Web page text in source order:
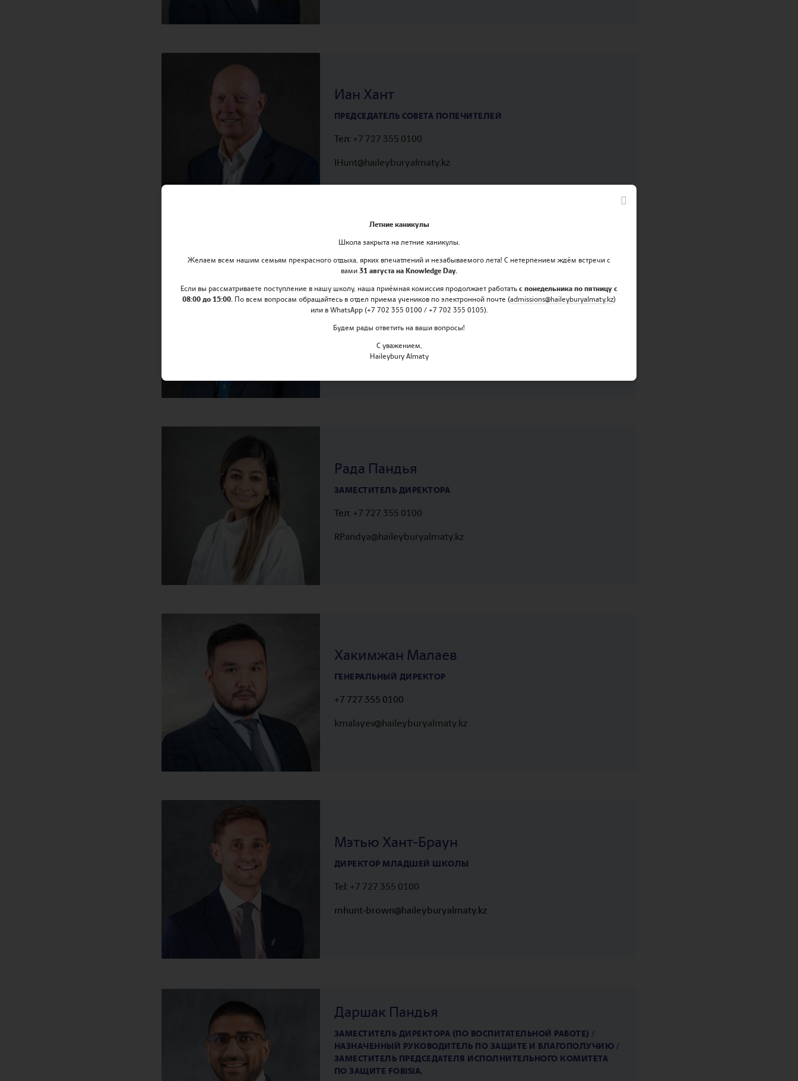
Иан Хант
ПРЕДСЕДАТЕЛЬ СОВЕТА ПОПЕЧИТЕЛЕЙ
Тел: +7 727 355 0100
IHunt@haileyburyalmaty.kz
Саймон Миллз
ДИРЕКТОР ШКОЛЫ
Tel:
SMills@haileyburyalmaty.kz
Рада Пандья
ЗАМЕСТИТЕЛЬ ДИРЕКТОРА
Тел: +7 727 355 0100
RPandya@haileyburyalmaty.kz
Хакимжан Малаев
ГЕНЕРАЛЬНЫЙ ДИРЕКТОР
+7 727 355 0100
kmalayev@haileyburyalmaty.kz
Мэтью Хант-Браун
ДИРЕКТОР МЛАДШЕЙ ШКОЛЫ
Tel: +7 727 355 0100
mhunt-brown@haileyburyalmaty.kz
Даршак Пандья
ЗАМЕСТИТЕЛЬ ДИРЕКТОРА (ПО ВОСПИТАТЕЛЬНОЙ РАБОТЕ) /
НАЗНАЧЕННЫЙ РУКОВОДИТЕЛЬ ПО ЗАЩИТЕ И БЛАГОПОЛУЧИЮ /
ЗАМЕСТИТЕЛЬ ПРЕДСЕДАТЕЛЯ ИСПОЛНИТЕЛЬНОГО КОМИТЕТА
ПО ЗАЩИТЕ FOBISIA.
Летние каникулы
Школа закрыта на летние каникулы.
Желаем всем нашим семьям прекрасного отдыха, ярких впечатлений и незабываемого лета! С нетерпением ждём встречи с
вами 31 августа на Knowledge Day.
Если вы рассматриваете поступление в нашу школу, наша приёмная комиссия продолжает работать с понедельника по пятницу с
08:00 до 15:00. По всем вопросам обращайтесь в отдел приема учеников по электронной почте (admissions@haileyburyalmaty. kz)
или в WhatsApp (+7 702 355 0100 / +7 702 355 0105).
Будем рады ответить на ваши вопросы!
С уважением,
Haileybury Almaty